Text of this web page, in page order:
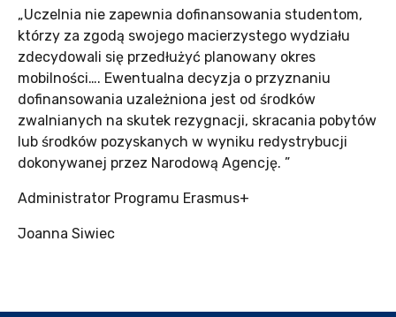
„Uczelnia nie zapewnia dofinansowania studentom,
którzy za zgodą swojego macierzystego wydziału
zdecydowali się przedłużyć planowany okres
mobilności…. Ewentualna decyzja o przyznaniu
dofinansowania uzależniona jest od środków
zwalnianych na skutek rezygnacji, skracania pobytów
lub środków pozyskanych w wyniku redystrybucji
dokonywanej przez Narodową Agencję. ”
Administrator Programu Erasmus+
Joanna Siwiec